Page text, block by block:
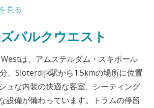
見る
パルクウエスト
は、アムステルダム・スキポール
、Sloterdijk駅から1.5kmの場所に位置
ュな内装の快適な客室、シーティング
設備が備わっています。トラムの停留